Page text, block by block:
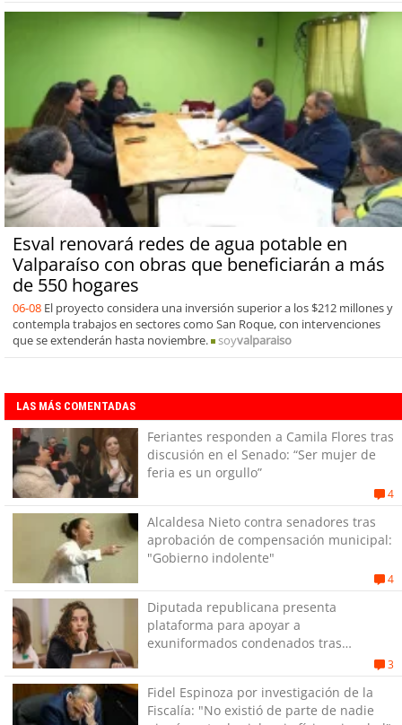
Esval renovará redes de agua potable en
Valparaíso con obras que beneficiarán a más
de 550 hogares
06-08 El proyecto considera una inversión superior a los $212 millones y
contempla trabajos en sectores como San Roque, con intervenciones
que se extenderán hasta noviembre.
soyvalparaiso
LAS MÁS COMENTADAS
Feriantes responden a Camila Flores tras
discusión en el Senado: “Ser mujer de
feria es un orgullo”
4
Alcaldesa Nieto contra senadores tras
aprobación de compensación municipal:
"Gobierno indolente"
4
Diputada republicana presenta
plataforma para apoyar a
exuniformados condenados tras
3
Fidel Espinoza por investigación de la
Fiscalía: "No existió de parte de nadie